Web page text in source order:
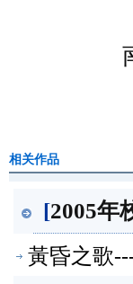
相关作品
[2005年
黃昏之歌